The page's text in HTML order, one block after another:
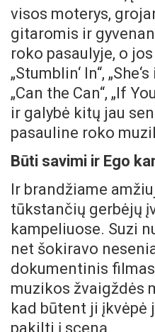
visos moterys,
gitaromis ir
roko pasaulyje, o
„Stumblin‘ In“,
„Can the Can“, „If
ir galybė kitų jau
pasauline roko
Būti savimi ir Ego
Ir brandžiame
tūkstančių gerbėjų
kampeliuose. Suzi
net šokiravo
dokumentinis filmas
muzikos žvaigždės
kad būtent ji įkvėpė
pakilti į sceną.